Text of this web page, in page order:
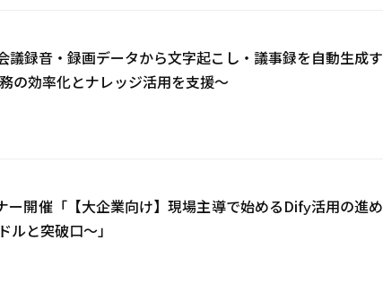
議録音・録画データから文字起こし・議事録を自動生成
の効率化とナレッジ活用を支援～
ー開催「【大企業向け】現場主導で始めるDify活用の進
ルと突破口～」